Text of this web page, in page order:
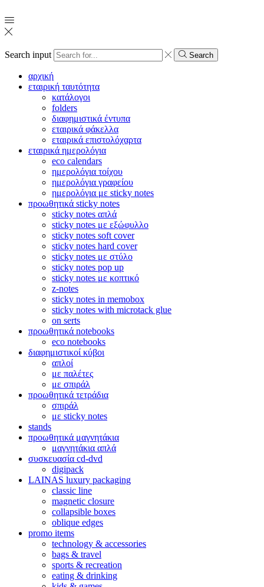
Search input Search
αρχική
εταιρική ταυτότητα
κατάλογοι
folders
διαφημιστικά έντυπα
εταιρικά φάκελλα
εταιρικά επιστολόχαρτα
εταιρικά ημερολόγια
eco calendars
ημερολόγια τοίχου
ημερολόγια γραφείου
ημερολόγια με sticky notes
προωθητικά sticky notes
sticky notes απλά
sticky notes με εξώφυλλο
sticky notes soft cover
sticky notes hard cover
sticky notes με στύλο
sticky notes pop up
sticky notes με κοπτικό
z-notes
sticky notes in memobox
sticky notes with microtack glue
on serts
προωθητικά notebooks
eco notebooks
διαφημιστικοί κύβοι
απλοί
με παλέτες
με σπιράλ
προωθητικά τετράδια
σπιράλ
με sticky notes
stands
προωθητικά μαγνητάκια
μαγνητάκια απλά
συσκευασία cd-dvd
digipack
LAINAS luxury packaging
classic line
magnetic closure
collapsible boxes
oblique edges
promo items
technology & accessories
bags & travel
sports & recreation
eating & drinking